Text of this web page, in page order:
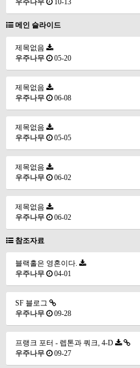
우주나무
10-13
메인 슬라이드
제목없음
우주나무
05-20
제목없음
우주나무
06-08
제목없음
우주나무
05-05
제목없음
우주나무
06-02
제목없음
우주나무
06-02
참조자료
블랙홀은 영혼이다.
우주나무
04-01
SF 블로그
우주나무
09-28
프랭크 포터 - 렙톤과 쿼크, 4-D
우주나무
09-27